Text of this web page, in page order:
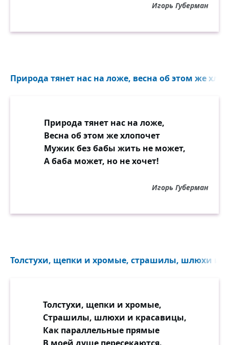
Игорь Губерман
Природа тянет нас на ложе, весна об этом же
Природа тянет нас на ложе,
Весна об этом же хлопочет
Мужик без бабы жить не может,
А баба может, но не хочет!
Игорь Губерман
Толстухи, щепки и хромые, страшилы, шлюхи и
Толстухи, щепки и хромые,
Страшилы, шлюхи и красавицы,
Как параллельные прямые